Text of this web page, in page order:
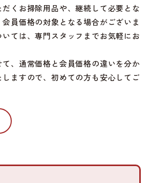
くお掃除用品や、継続して必要とな
員価格の対象となる場合がございま
ては、専門スタッフまでお気軽にお
、通常価格と会員価格の違いを分か
しますので、初めての方も安心してご